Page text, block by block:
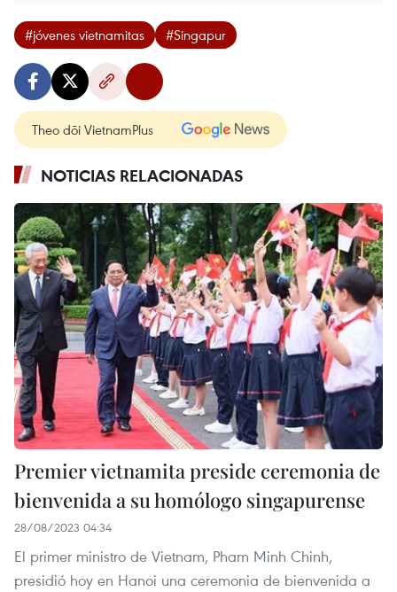
#jóvenes vietnamitas #Singapur
Theo dõi VietnamPlus
NOTICIAS RELACIONADAS
Premier vietnamita preside ceremonia de
bienvenida a su homólogo singapurense
28/08/2023 04:34
El primer ministro de Vietnam, Pham Minh Chinh,
presidió hoy en Hanoi una ceremonia de bienvenida a